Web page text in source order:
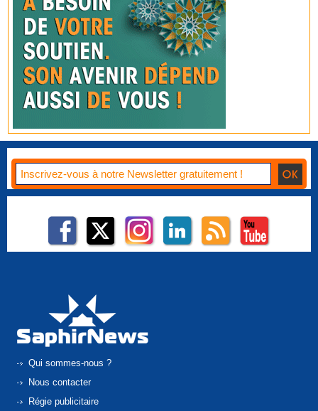
Qui sommes-nous ?
Nous contacter
Régie publicitaire